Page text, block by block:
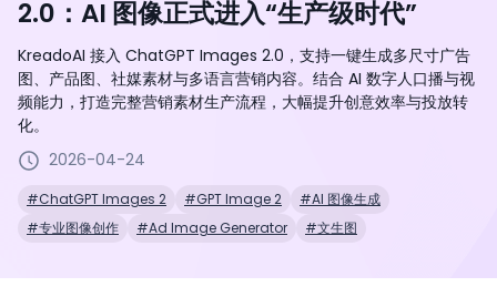
2.0：AI 图像正式进入“生产级时代”
KreadoAI 接入 ChatGPT Images 2.0，支持一键生成多尺寸广告
图、产品图、社媒素材与多语言营销内容。结合 AI 数字人口播与视
频能力，打造完整营销素材生产流程，大幅提升创意效率与投放转
化。
2026-04-24
#ChatGPT Images 2 #GPT Image 2
#AI 图像生成
#专业图像创作
#Ad Image Generator #文生图